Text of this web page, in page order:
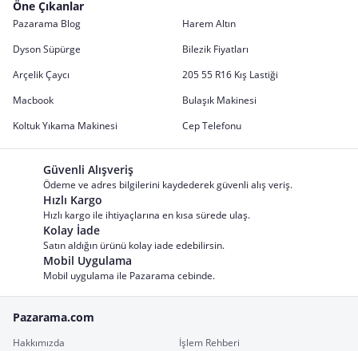
Öne Çıkanlar
Pazarama Blog
Harem Altın
Dyson Süpürge
Bilezik Fiyatları
Arçelik Çaycı
205 55 R16 Kış Lastiği
Macbook
Bulaşık Makinesi
Koltuk Yıkama Makinesi
Cep Telefonu
Güvenli Alışveriş
Ödeme ve adres bilgilerini kaydederek güvenli alış veriş.
Hızlı Kargo
Hızlı kargo ile ihtiyaçlarına en kısa sürede ulaş.
Kolay İade
Satın aldığın ürünü kolay iade edebilirsin.
Mobil Uygulama
Mobil uygulama ile Pazarama cebinde.
Pazarama.com
Hakkımızda
İşlem Rehberi